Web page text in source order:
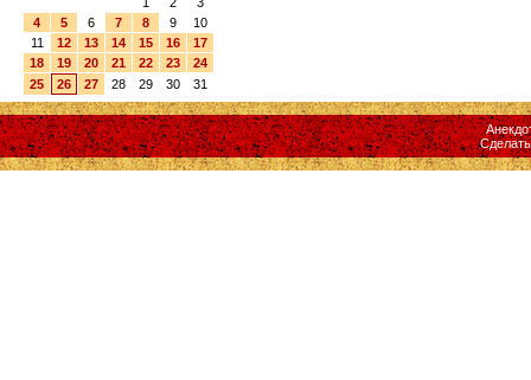
4
5 6 7 8 9
10
11
12 13 14 15 16
17
18
19 20 21 22 23
24
25
26 27 28 29 30 31